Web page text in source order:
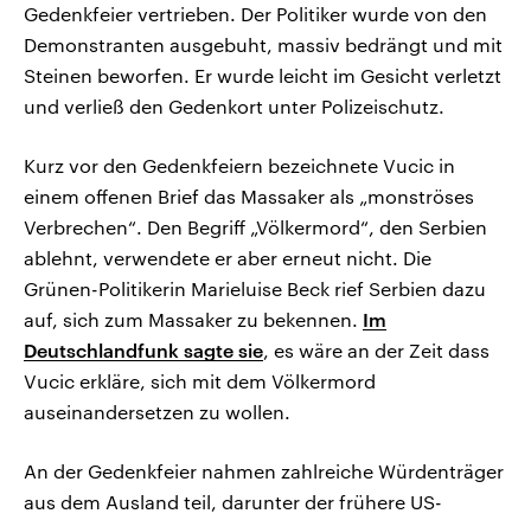
Gedenkfeier vertrieben. Der Politiker wurde von den
Demonstranten ausgebuht, massiv bedrängt und mit
Steinen beworfen. Er wurde leicht im Gesicht verletzt
und verließ den Gedenkort unter Polizeischutz.
Kurz vor den Gedenkfeiern bezeichnete Vucic in
einem offenen Brief das Massaker als „monströses
Verbrechen“. Den Begriff „Völkermord“, den Serbien
ablehnt, verwendete er aber erneut nicht. Die
Grünen-Politikerin Marieluise Beck rief Serbien dazu
auf, sich zum Massaker zu bekennen. Im
Deutschlandfunk sagte sie, es wäre an der Zeit dass
Vucic erkläre, sich mit dem Völkermord
auseinandersetzen zu wollen.
An der Gedenkfeier nahmen zahlreiche Würdenträger
aus dem Ausland teil, darunter der frühere US-